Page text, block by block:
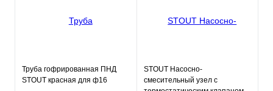
Труба гофрированная ПНД
STOUT красная для ф16
STOUT Насосно-
смесительный узел с